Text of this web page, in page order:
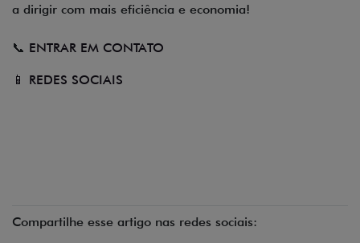
a dirigir com mais eficiência e economia!
📞 ENTRAR EM CONTATO
📱 REDES SOCIAIS
Compartilhe esse artigo nas redes sociais: